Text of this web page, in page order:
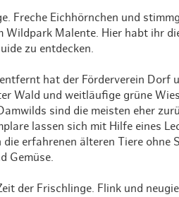
Freche Eichhörnchen und
Wildpark Malente. Hier habt ihr
zu entdecken.
hat der Förderverein Dorf
Wald und weitläufige grüne
sind die meisten eher
lassen sich mit Hilfe eines
erfahrenen älteren Tiere ohne
Gemüse.
der Frischlinge. Flink und